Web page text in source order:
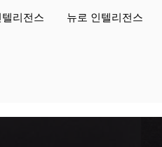
리전스 뉴로 인텔리전스